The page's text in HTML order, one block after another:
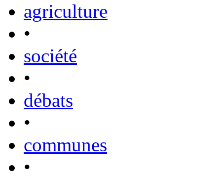
agriculture
•
société
•
débats
•
communes
•